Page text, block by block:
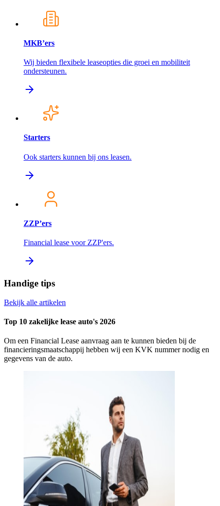
MKB’ers
Wij bieden flexibele leaseopties die groei en mobiliteit
ondersteunen.
Starters
Ook starters kunnen bij ons leasen.
ZZP’ers
Financial lease voor ZZP'ers.
Handige tips
Bekijk alle artikelen
Top 10 zakelijke lease auto's 2026
Om een Financial Lease aanvraag aan te kunnen bieden bij de
financieringsmaatschappij hebben wij een KVK nummer nodig en
gegevens van de auto.